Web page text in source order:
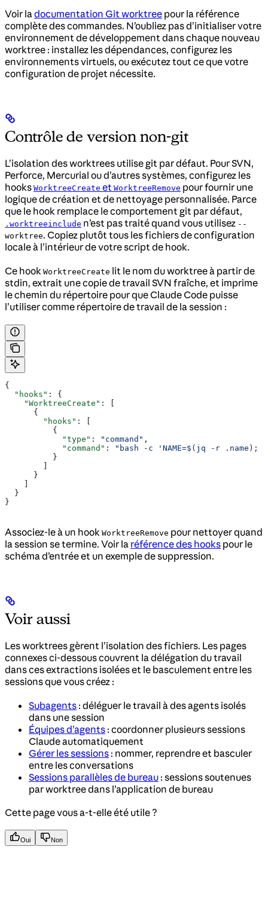
Voir la documentation Git worktree pour la référence
complète des commandes. N’oubliez pas d’initialiser votre
environnement de développement dans chaque nouveau
worktree : installez les dépendances, configurez les
environnements virtuels, ou exécutez tout ce que votre
configuration de projet nécessite.
Contrôle de version non-git
L’isolation des worktrees utilise git par défaut. Pour SVN,
Perforce, Mercurial ou d’autres systèmes, configurez les
hooks WorktreeCreate et WorktreeRemove pour fournir une
logique de création et de nettoyage personnalisée. Parce
que le hook remplace le comportement git par défaut,
.worktreeinclude n’est pas traité quand vous utilisez --
worktree. Copiez plutôt tous les fichiers de configuration
locale à l’intérieur de votre script de hook.
Ce hook WorktreeCreate lit le nom du worktree à partir de
stdin, extrait une copie de travail SVN fraîche, et imprime
le chemin du répertoire pour que Claude Code puisse
l’utiliser comme répertoire de travail de la session :
{
  "hooks"
: {
    "WorktreeCreate"
: [
      {
        "hooks"
: [
          {
            "type"
: "command" ,
            "command"
:
"bash -c 'NAME=$(jq -r .name);
          }
        ]
      }
    ]
  }
}
Associez-le à un hook WorktreeRemove pour nettoyer quand
la session se termine. Voir la référence des hooks pour le
schéma d’entrée et un exemple de suppression.
Voir aussi
Les worktrees gèrent l’isolation des fichiers. Les pages
connexes ci-dessous couvrent la délégation du travail
dans ces extractions isolées et le basculement entre les
sessions que vous créez :
Subagents : déléguer le travail à des agents isolés
dans une session
Équipes d’agents : coordonner plusieurs sessions
Claude automatiquement
Gérer les sessions : nommer, reprendre et basculer
entre les conversations
Sessions parallèles de bureau : sessions soutenues
par worktree dans l’application de bureau
Cette page vous a-t-elle été utile ?
Oui Non